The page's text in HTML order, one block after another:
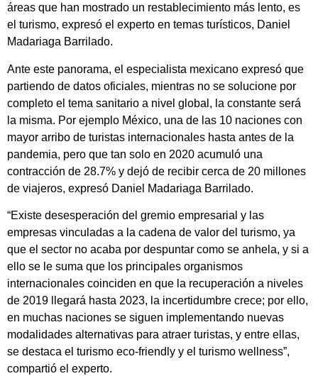
áreas que han mostrado un restablecimiento más lento, es
el turismo, expresó el experto en temas turísticos, Daniel
Madariaga Barrilado.
Ante este panorama, el especialista mexicano expresó que
partiendo de datos oficiales, mientras no se solucione por
completo el tema sanitario a nivel global, la constante será
la misma. Por ejemplo México, una de las 10 naciones con
mayor arribo de turistas internacionales hasta antes de la
pandemia, pero que tan solo en 2020 acumuló una
contracción de 28.7% y dejó de recibir cerca de 20 millones
de viajeros, expresó Daniel Madariaga Barrilado.
“Existe desesperación del gremio empresarial y las
empresas vinculadas a la cadena de valor del turismo, ya
que el sector no acaba por despuntar como se anhela, y si a
ello se le suma que los principales organismos
internacionales coinciden en que la recuperación a niveles
de 2019 llegará hasta 2023, la incertidumbre crece; por ello,
en muchas naciones se siguen implementando nuevas
modalidades alternativas para atraer turistas, y entre ellas,
se destaca el turismo eco-friendly y el turismo wellness”,
compartió el experto.